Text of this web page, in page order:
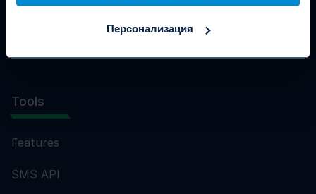
Персонализация
Tools
Features
SMS API